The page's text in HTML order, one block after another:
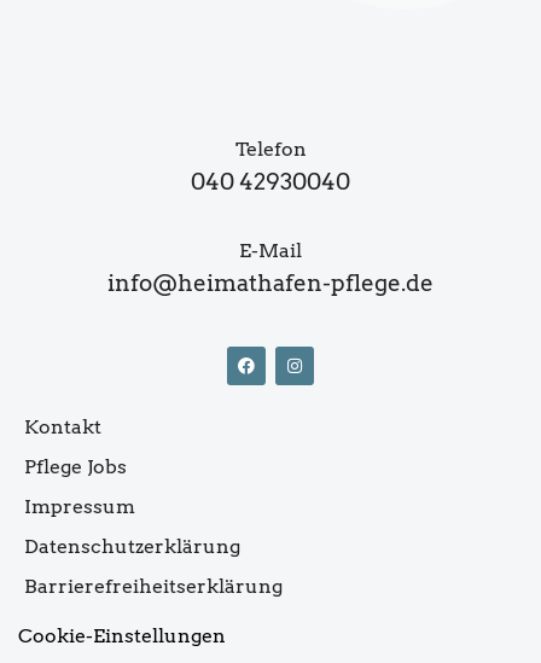
Telefon
040 42930040
E-Mail
info@heimathafen-pflege.de
Kontakt
Pflege Jobs
Impressum
Datenschutzerklärung
Barrierefreiheitserklärung
Cookie-Einstellungen